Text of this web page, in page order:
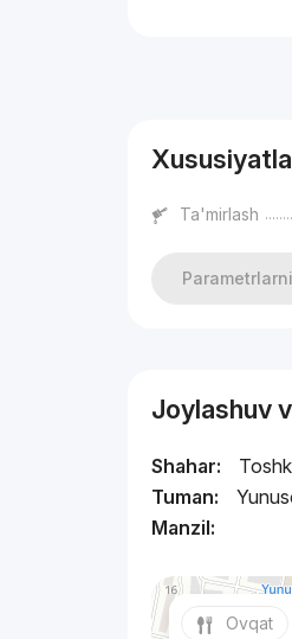
Ta'mirlash
Joylashuv
Shahar:
Tuman:
Manzil:
Ovqat